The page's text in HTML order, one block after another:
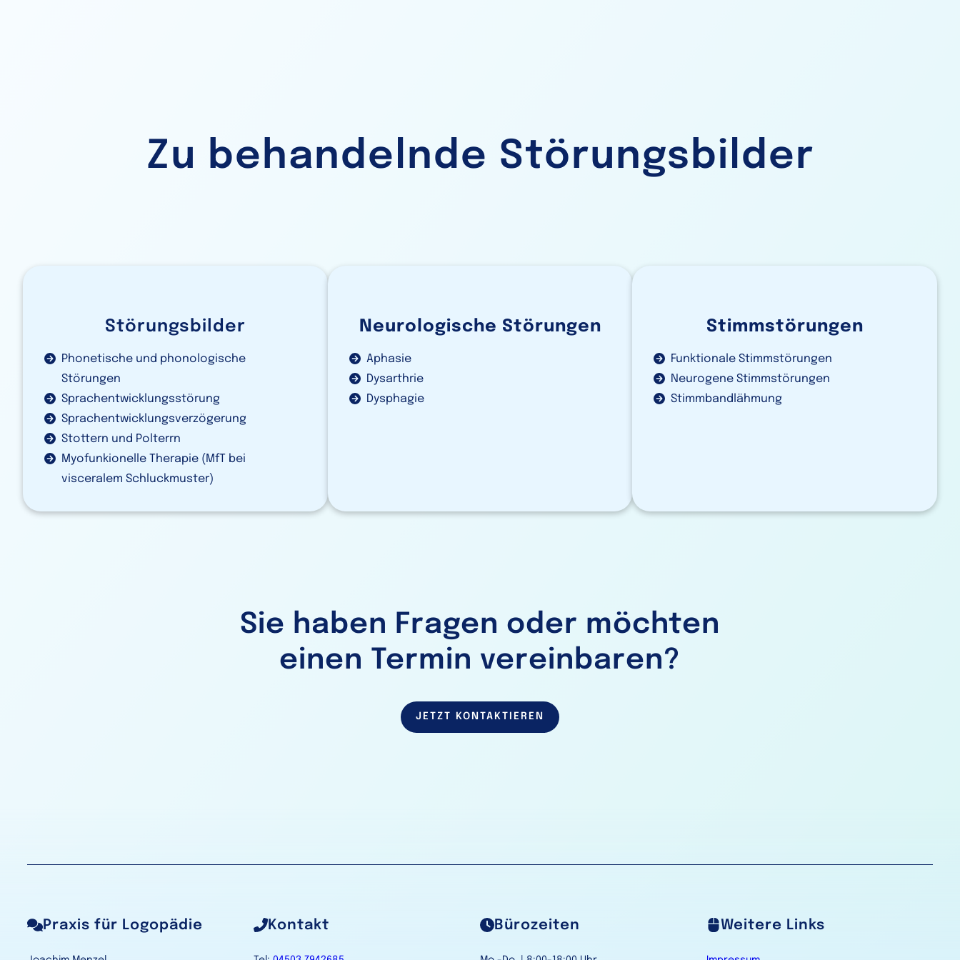
Zu behandelnde Störungsbilder
Störungsbilder
Phonetische und phonologische
Störungen
Sprachentwicklungsstörung
Sprachentwicklungsverzögerung
Stottern und Polterrn
Myofunkionelle Therapie (MfT bei
visceralem Schluckmuster)
Neurologische Störungen
Aphasie
Dysarthrie
Dysphagie
Stimmstörungen
Funktionale Stimmstörungen
Neurogene Stimmstörungen
Stimmbandlähmung
Sie haben Fragen oder möchten
einen Termin vereinbaren?
JETZT KONTAKTIEREN
Praxis für Logopädie Kontakt Bürozeiten Weitere Links